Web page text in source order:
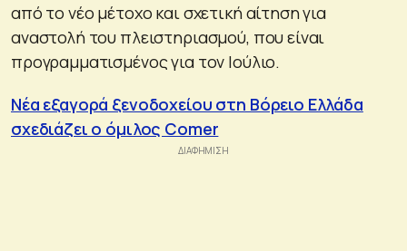
από το νέο μέτοχο και σχετική αίτηση για
αναστολή του πλειστηριασμού, που είναι
προγραμματισμένος για τον Ιούλιο.
Νέα εξαγορά ξενοδοχείου στη Βόρειο Ελλάδα
σχεδιάζει ο όμιλος Comer